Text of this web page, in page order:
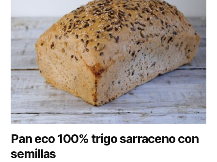
Pan eco 100% trigo sarraceno con
semillas